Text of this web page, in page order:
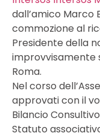
dall’amico Marco
commozione al
Presidente della
improvvisamente
Roma.
Nel corso
approvati con il
Bilancio
Statuto